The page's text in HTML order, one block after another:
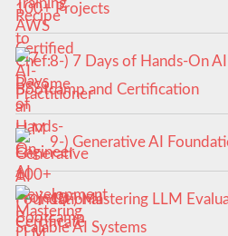
100+ Projects
8-) 7 Days of Hands-On
Bootcamp and Certification
9-) Generative AI
10-) Mastering LLM
Scalable AI Systems